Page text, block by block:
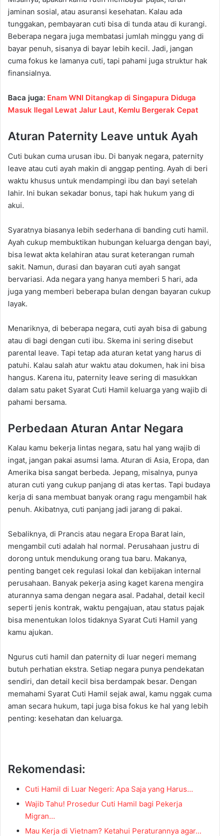
jaminan sosial, atau asuransi kesehatan. Kalau ada
tunggakan, pembayaran cuti bisa di tunda atau di kurangi.
Beberapa negara juga membatasi jumlah minggu yang di
bayar penuh, sisanya di bayar lebih kecil. Jadi, jangan
cuma fokus ke lamanya cuti, tapi pahami juga struktur hak
finansialnya.
Baca juga: Enam WNI Ditangkap di Singapura Diduga
Masuk Ilegal Lewat Jalur Laut, Kemlu Bergerak Cepat
Aturan Paternity Leave untuk Ayah
Cuti bukan cuma urusan ibu. Di banyak negara, paternity
leave atau cuti ayah makin di anggap penting. Ayah di beri
waktu khusus untuk mendampingi ibu dan bayi setelah
lahir. Ini bukan sekadar bonus, tapi hak hukum yang di
akui.
Syaratnya biasanya lebih sederhana di banding cuti hamil.
Ayah cukup membuktikan hubungan keluarga dengan bayi,
bisa lewat akta kelahiran atau surat keterangan rumah
sakit. Namun, durasi dan bayaran cuti ayah sangat
bervariasi. Ada negara yang hanya memberi 5 hari, ada
juga yang memberi beberapa bulan dengan bayaran cukup
layak.
Menariknya, di beberapa negara, cuti ayah bisa di gabung
atau di bagi dengan cuti ibu. Skema ini sering disebut
parental leave. Tapi tetap ada aturan ketat yang harus di
patuhi. Kalau salah atur waktu atau dokumen, hak ini bisa
hangus. Karena itu, paternity leave sering di masukkan
dalam satu paket Syarat Cuti Hamil keluarga yang wajib di
pahami bersama.
Perbedaan Aturan Antar Negara
Kalau kamu bekerja lintas negara, satu hal yang wajib di
ingat, jangan pakai asumsi lama. Aturan di Asia, Eropa, dan
Amerika bisa sangat berbeda. Jepang, misalnya, punya
aturan cuti yang cukup panjang di atas kertas. Tapi budaya
kerja di sana membuat banyak orang ragu mengambil hak
penuh. Akibatnya, cuti panjang jadi jarang di pakai.
Sebaliknya, di Prancis atau negara Eropa Barat lain,
mengambil cuti adalah hal normal. Perusahaan justru di
dorong untuk mendukung orang tua baru. Makanya,
penting banget cek regulasi lokal dan kebijakan internal
perusahaan. Banyak pekerja asing kaget karena mengira
aturannya sama dengan negara asal. Padahal, detail kecil
seperti jenis kontrak, waktu pengajuan, atau status pajak
bisa menentukan lolos tidaknya Syarat Cuti Hamil yang
kamu ajukan.
Ngurus cuti hamil dan paternity di luar negeri memang
butuh perhatian ekstra. Setiap negara punya pendekatan
sendiri, dan detail kecil bisa berdampak besar. Dengan
memahami Syarat Cuti Hamil sejak awal, kamu nggak cuma
aman secara hukum, tapi juga bisa fokus ke hal yang lebih
penting: kesehatan dan keluarga.
Rekomendasi:
Cuti Hamil di Luar Negeri: Apa Saja yang Harus…
Wajib Tahu! Prosedur Cuti Hamil bagi Pekerja
Migran…
Mau Kerja di Vietnam? Ketahui Peraturannya agar…